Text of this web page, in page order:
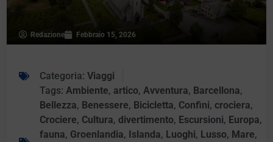
Redazione Febbraio 15, 2026
Categoria: Viaggi
Tags: Ambiente, artico, Avventura, Barcellona,
Bellezza, Benessere, Bicicletta, Confini,crociera,
Crociere, Cultura,divertimento, Escursioni, Europa,
fauna, Groenlandia, Islanda, Luoghi, Lusso, Mare,